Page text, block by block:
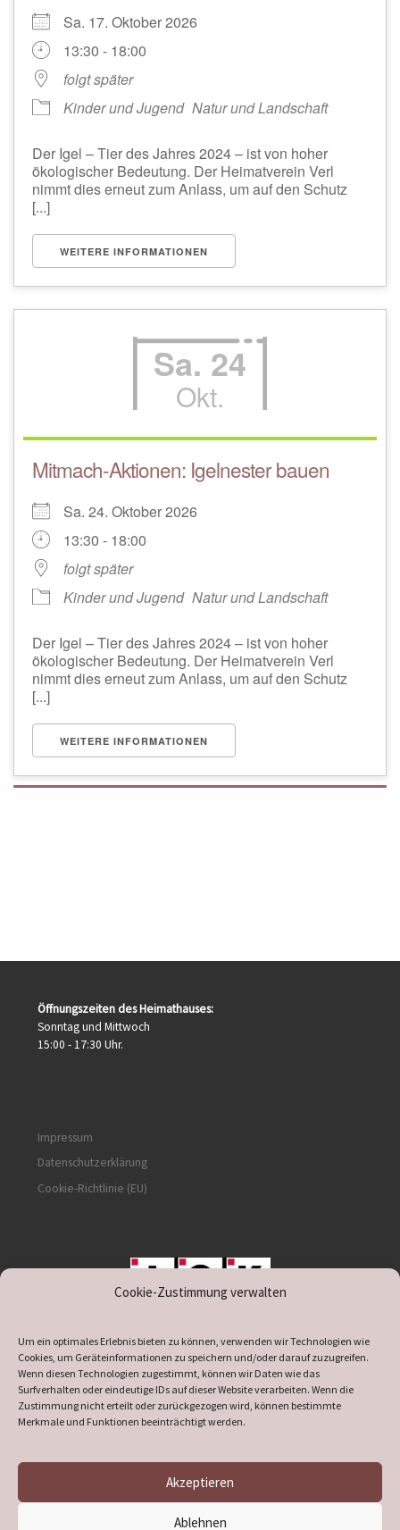
Cookie-Zustimmung verwalten
Um ein optimales Erlebnis bieten zu können, verwenden wir Technologien wie
Cookies, um Geräteinformationen zu speichern und/oder darauf zuzugreifen.
Wenn diesen Technologien zugestimmt, können wir Daten wie das
Surfverhalten oder eindeutige IDs auf dieser Website verarbeiten. Wenn die
Zustimmung nicht erteilt oder zurückgezogen wird, können bestimmte
Merkmale und Funktionen beeinträchtigt werden.
Akzeptieren
Ablehnen
Sa. 17. Oktober 2026
13:30 - 18:00
folgt später
Kinder und Jugend Natur und Landschaft
Der Igel – Tier des Jahres 2024 – ist von hoher
ökologischer Bedeutung. Der Heimatverein Verl
nimmt dies erneut zum Anlass, um auf den Schutz
[...]
WEITERE INFORMATIONEN
Sa. 24
Okt.
Mitmach-Aktionen: Igelnester bauen
Sa. 24. Oktober 2026
13:30 - 18:00
folgt später
Kinder und Jugend Natur und Landschaft
Der Igel – Tier des Jahres 2024 – ist von hoher
ökologischer Bedeutung. Der Heimatverein Verl
nimmt dies erneut zum Anlass, um auf den Schutz
[...]
WEITERE INFORMATIONEN
Öffnungszeiten des Heimathauses:
Sonntag und Mittwoch
15:00 - 17:30 Uhr.
Impressum
Datenschutzerklärung
Cookie-Richtlinie (EU)
supported by DÖ
Heimatverein Verl– Alle Rechte vorbehalten